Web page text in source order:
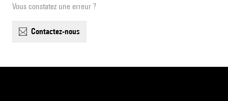
Vous constatez une erreur ?
contactez-nous